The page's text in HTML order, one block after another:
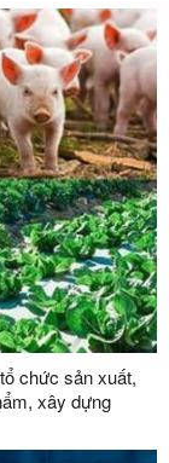
chức sản xuất,
xây dựng